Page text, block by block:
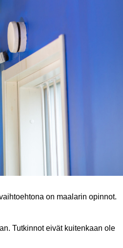
on maalarin opinnot.
Tutkinnot eivät kuitenkaan ole